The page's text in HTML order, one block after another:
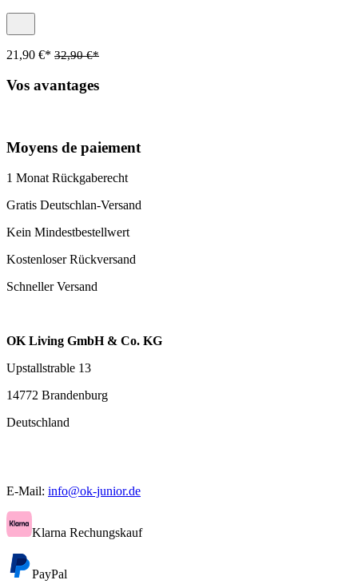
21,90 €* 32,90 €*
Vos avantages
Moyens de paiement
1 Monat Rückgaberecht
Gratis Deutschlan-Versand
Kein Mindestbestellwert
Kostenloser Rückversand
Schneller Versand
OK Living GmbH & Co. KG
Upstallstrable 13
14772 Brandenburg
Deutschland
E-Mail: info@ok-junior.de
Klarna Rechungskauf
PayPal